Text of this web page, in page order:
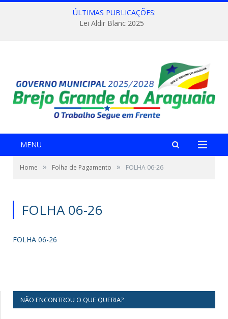
ÚLTIMAS PUBLICAÇÕES:
Lei Aldir Blanc 2025
MENU
Home » Folha de Pagamento » FOLHA 06-26
FOLHA 06-26
FOLHA 06-26
NÃO ENCONTROU O QUE QUERIA?